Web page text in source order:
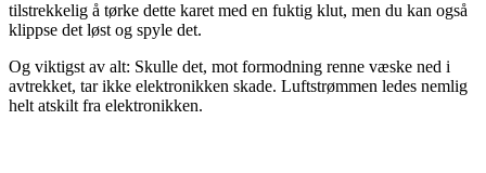
tilstrekkelig å tørke dette karet med en fuktig klut, men du kan også
klippse det løst og spyle det.
Og viktigst av alt: Skulle det, mot formodning renne væske ned i
avtrekket, tar ikke elektronikken skade. Luftstrømmen ledes nemlig
helt atskilt fra elektronikken.